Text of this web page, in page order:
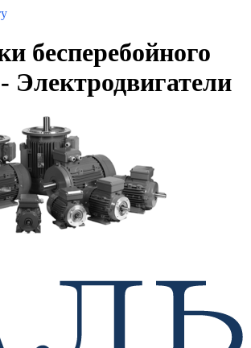
бесперебойного
Электродвигатели